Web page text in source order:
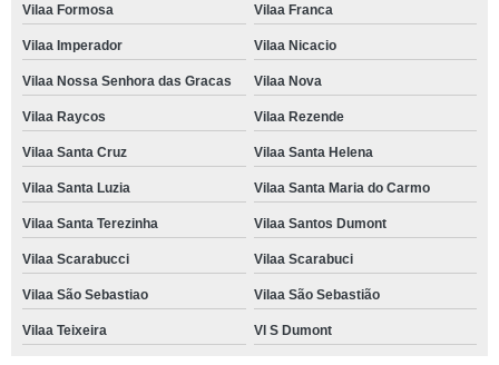
Vilaa Formosa Vilaa Franca
Vilaa Imperador Vilaa Nicacio
Vilaa Nossa Senhora das Gracas Vilaa Nova
Vilaa Raycos Vilaa Rezende
Vilaa Santa Cruz Vilaa Santa Helena
Vilaa Santa Luzia Vilaa Santa Maria do Carmo
Vilaa Santa Terezinha Vilaa Santos Dumont
Vilaa Scarabucci Vilaa Scarabuci
Vilaa São Sebastiao Vilaa São Sebastião
Vilaa Teixeira Vl S Dumont